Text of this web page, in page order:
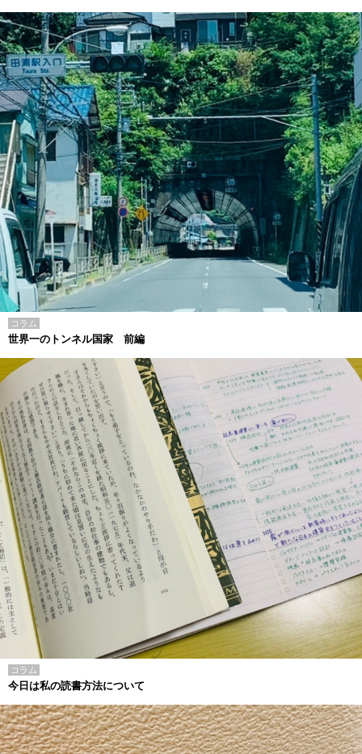
コラム
世界一のトンネル国家 前編
コラム
今日は私の読書方法について